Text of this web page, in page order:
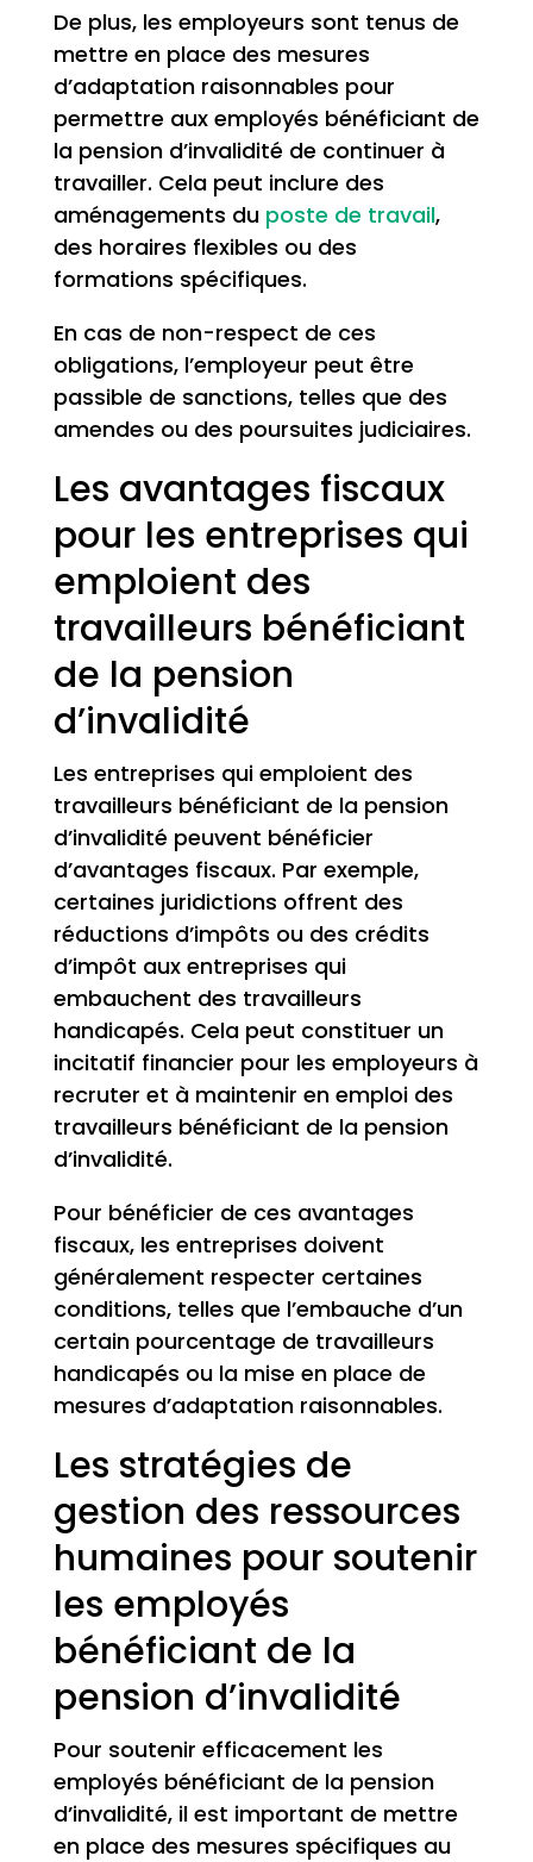
De plus, les employeurs sont tenus de
mettre en place des mesures
d’adaptation raisonnables pour
permettre aux employés bénéficiant de
la pension d’invalidité de continuer à
travailler. Cela peut inclure des
aménagements du poste de travail,
des horaires flexibles ou des
formations spécifiques.
En cas de non-respect de ces
obligations, l’employeur peut être
passible de sanctions, telles que des
amendes ou des poursuites judiciaires.
Les avantages fiscaux
pour les entreprises qui
emploient des
travailleurs bénéficiant
de la pension
d’invalidité
Les entreprises qui emploient des
travailleurs bénéficiant de la pension
d’invalidité peuvent bénéficier
d’avantages fiscaux. Par exemple,
certaines juridictions offrent des
réductions d’impôts ou des crédits
d’impôt aux entreprises qui
embauchent des travailleurs
handicapés. Cela peut constituer un
incitatif financier pour les employeurs à
recruter et à maintenir en emploi des
travailleurs bénéficiant de la pension
d’invalidité.
Pour bénéficier de ces avantages
fiscaux, les entreprises doivent
généralement respecter certaines
conditions, telles que l’embauche d’un
certain pourcentage de travailleurs
handicapés ou la mise en place de
mesures d’adaptation raisonnables.
Les stratégies de
gestion des ressources
humaines pour soutenir
les employés
bénéficiant de la
pension d’invalidité
Pour soutenir efficacement les
employés bénéficiant de la pension
d’invalidité, il est important de mettre
en place des mesures spécifiques au